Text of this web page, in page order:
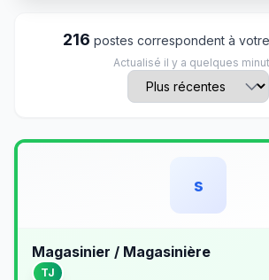
216 postes correspondent à
Actualisé il y a quelques
s
Magasinier / Magasinière
TJ